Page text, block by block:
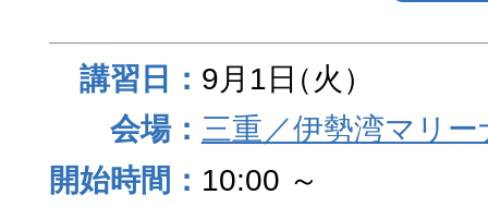
9月1日（火）
三重／伊勢湾マリー
10:00 ～